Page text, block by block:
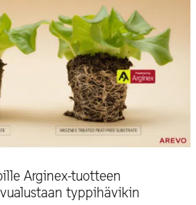
Arginex-tuotteen
typpihävikin